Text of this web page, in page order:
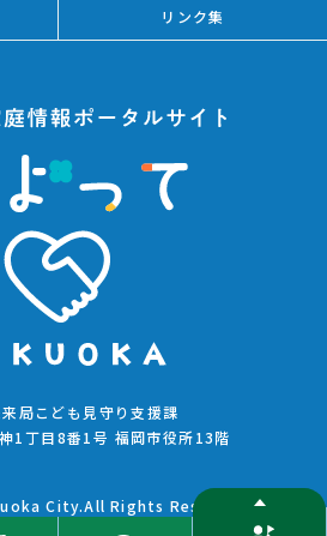
リンク集
局こども見守り支援課
1丁目8番1号 福岡市役所13階
City.All Rights Reserved.